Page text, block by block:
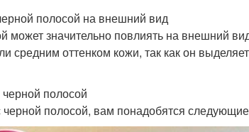
полосой на внешний вид
может значительно повлиять на внешний
средним оттенком кожи, так как он
полосой
полосой, вам понадобятся